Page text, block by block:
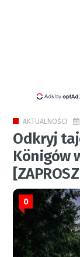
AKTUALNOŚCI
Odkryj
Königów
0